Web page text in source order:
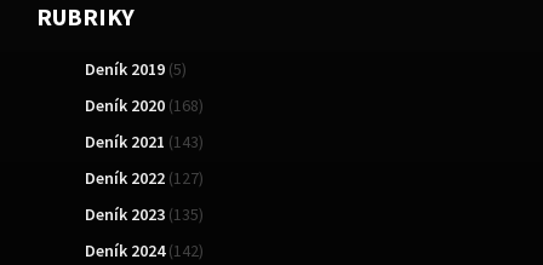
RUBRIKY
Deník 2019 (5)
Deník 2020 (168)
Deník 2021 (143)
Deník 2022 (127)
Deník 2023 (135)
Deník 2024(142)